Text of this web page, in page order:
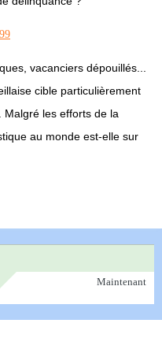
vacanciers dépouillés...
cible particulièrement
Malgré les efforts de la
au monde est-elle sur
Maintenant